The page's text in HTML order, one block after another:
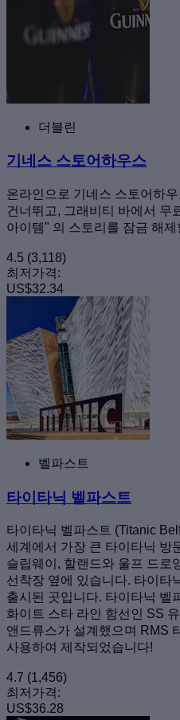
더블린
기네스 스토어하우스
온라인으로 기네스 스토어하
건너뛰고, 그래비티 바에서 무
아이템" 의 스토리를 잠금 해
4.5 (3,118)
최저가격:
US$32.34
벨파스트
타이타닉 벨파스트
타이타닉 벨파스트 (Titanic
세계에서 가장 큰 타이타닉 방
슬립웨이, 할랜드와 울프 드로
선착장 옆에 있습니다. 타이타
출시된 곳입니다. 타이타닉 벨
화이트 스타 라인 함선인 SS
앤드류스가 설계했으며 RMS
사용하여 제작되었습니다!
4.7 (1,456)
최저가격:
US$36.28